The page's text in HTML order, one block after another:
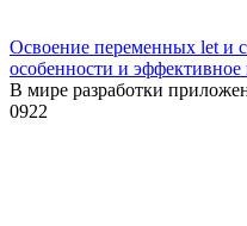
Освоение переменных let и
особенности и
В мире разработки
0922